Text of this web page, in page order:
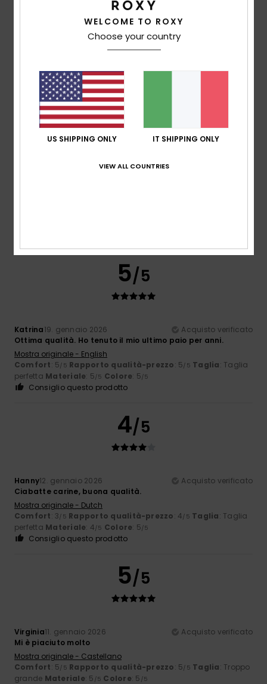
5/5
Amandine22. gennaio 2026
Bella stampa
Mostra originale - Français
5
5/5
Katrina19. gennaio 2026
Acquisto verificato
Ottima qualità. Ho tenuto il mio ultimo paio per anni.
Mostra originale - English
Comfort: 5/5 Rapporto qualità-prezzo: 5/5 Taglia: Taglia
perfetta Materiale: 5/5 Colore: 5/5
Consiglio questo prodotto
4/5
Hanny12. gennaio 2026
Acquisto verificato
Ciabatte carine, buona qualità.
Mostra originale - Dutch
Comfort: 3/5 Rapporto qualità-prezzo: 4/5 Taglia: Taglia
perfetta Materiale: 4/5 Colore: 5/5
Consiglio questo prodotto
5/5
Virginia11. gennaio 2026
Acquisto verificato
Mi è piaciuto molto
Mostra originale - Castellano
Comfort: 5/5 Rapporto qualità-prezzo: 5/5 Taglia: Troppo
grande Materiale: 5 /5 Colore: 5 /5
WELCOME TO ROXY
Choose your country
US SHIPPING ONLY IT SHIPPING ONLY
VIEW ALL COUNTRIES